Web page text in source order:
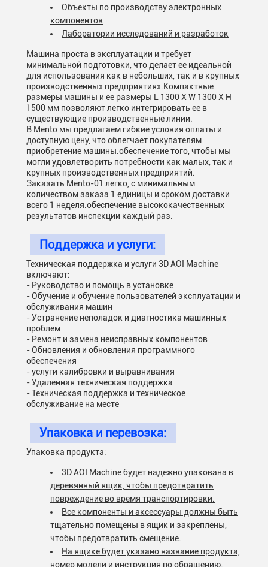
Объекты по производству электронных
компонентов
Лаборатории исследований и разработок
Машина проста в эксплуатации и требует
минимальной подготовки, что делает ее идеальной
для использования как в небольших, так и в крупных
производственных предприятиях.Компактные
размеры машины и ее размеры L 1300 X W 1300 X H
1500 мм позволяют легко интегрировать ее в
существующие производственные линии.
В Mento мы предлагаем гибкие условия оплаты и
доступную цену, что облегчает покупателям
приобретение машины.обеспечение того, чтобы мы
могли удовлетворить потребности как малых, так и
крупных производственных предприятий.
Заказать Mento-01 легко, с минимальным
количеством заказа 1 единицы и сроком доставки
всего 1 неделя.обеспечение высококачественных
результатов инспекции каждый раз.
Поддержка и услуги:
Техническая поддержка и услуги 3D AOI Machine
включают:
- Руководство и помощь в установке
- Обучение и обучение пользователей эксплуатации и
обслуживания машин
- Устранение неполадок и диагностика машинных
проблем
- Ремонт и замена неисправных компонентов
- Обновления и обновления программного
обеспечения
- услуги калибровки и выравнивания
- Удаленная техническая поддержка
- Техническая поддержка и техническое
обслуживание на месте
Упаковка и перевозка:
Упаковка продукта:
3D AOI Machine будет надежно упакована в
деревянный ящик, чтобы предотвратить
повреждение во время транспортировки.
Все компоненты и аксессуары должны быть
тщательно помещены в ящик и закреплены,
чтобы предотвратить смещение.
На ящике будет указано название продукта,
номер модели и инструкция по обращению.